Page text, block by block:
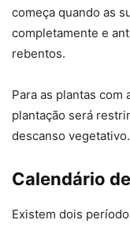
começa quando as
completamente e
rebentos.
Para as plantas
plantação será
descanso vegetativo.
Calendário
Existem dois